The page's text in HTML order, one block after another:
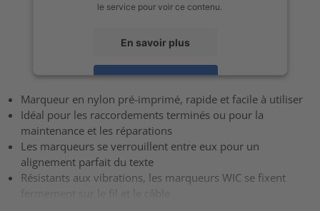
le service pour voir ce contenu.
En savoir plus
Accepter
powered byUsercentrics Consent Management Platform
Marqueur en nylon pré-imprimé, rapide et facile à utiliser
Idéal pour les raccordements terminés ou pour la
maintenance et les réparations
Les marqueurs se verrouillent entre eux pour un
alignement parfait du texte
Résistants aux vibrations, les marqueurs WIC se fixent
fermement sur le fil et le câble